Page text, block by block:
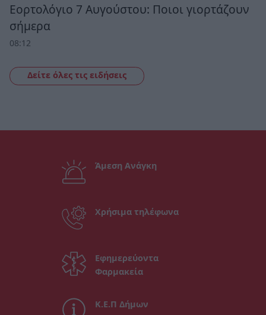
Εορτολόγιο 7 Αυγούστου: Ποιοι γιορτάζουν
σήμερα
08:12
Δείτε όλες τις ειδήσεις
Άμεση Ανάγκη
Χρήσιμα τηλέφωνα
Εφημερεύοντα
Φαρμακεία
Κ.Ε.Π Δήμων